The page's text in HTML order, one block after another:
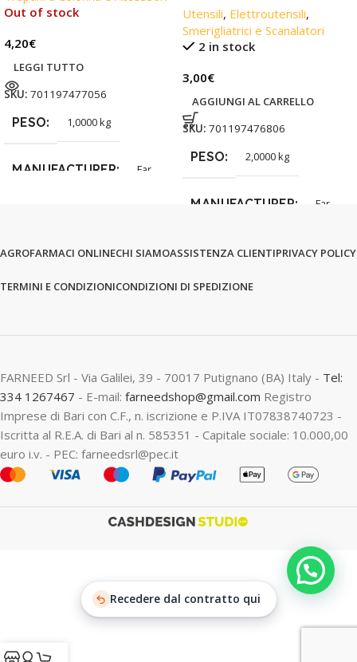
Out of stock
4,20€
LEGGI TUTTO
SKU: 701197477056
PESO 1,0000 kg
MANUFACTURER Far
Utensili, Elettroutensili,
Smerigliatrici e Scanalatori
2 in stock
3,00€
AGGIUNGI AL CARRELLO
SKU: 701197476806
PESO 2,0000 kg
MANUFACTURER Far
AGROFARMACI ONLINECHI SIAMOASSISTENZA CLIENTIPRIVACY POLICY
TERMINI E CONDIZIONICONDIZIONI DI SPEDIZIONE
FARNEED Srl - Via Galilei, 39 - 70017 Putignano (BA) Italy - Tel:
334 1267467 - E-mail: farneedshop@gmail.com Registro
Imprese di Bari con C.F., n. iscrizione e P.IVA IT07838740723 -
Iscritta al R.E.A. di Bari al n. 585351 - Capitale sociale: 10.000,00
euro i.v. - PEC: farneedsrl@pec.it
Recedere dal contratto qui